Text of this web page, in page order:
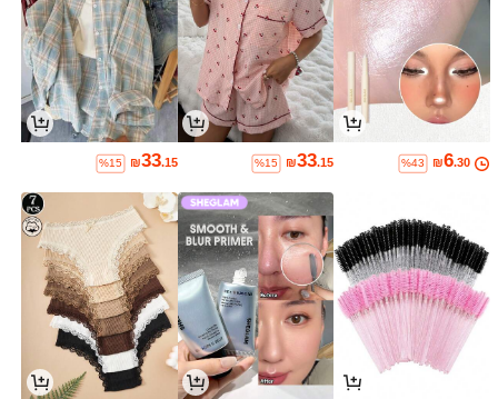
₪6.30
%43
₪33.15
%15
₪33.15
%15